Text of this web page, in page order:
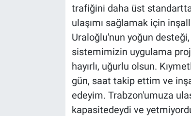
trafiğini daha üst
ulaşımı sağlamak için
Uraloğlu'nun yoğun
sistemimizin uygulama
hayırlı, uğurlu olsun.
gün, saat takip ettim ve
edeyim. Trabzon'umuza
kapasitedeydi ve